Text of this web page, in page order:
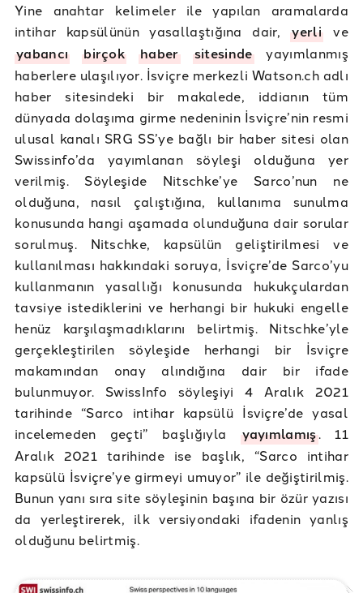
Yine anahtar kelimeler ile yapılan aramalarda
intihar kapsülünün yasallaştığına dair,yerlive
yabancı birçok haber sitesindeyayımlanmış
haberlere ulaşılıyor. İsviçre merkezli Watson.ch adlı
haber sitesindeki bir makalede, iddianın tüm
dünyada dolaşıma girme nedeninin İsviçre’nin resmi
ulusal kanalı SRG SS’ye bağlı bir haber sitesi olan
Swissinfo’da yayımlanan söyleşi olduğuna yer
verilmiş. Söyleşide Nitschke’ye Sarco’nun ne
olduğuna, nasıl çalıştığına, kullanıma sunulma
konusunda hangi aşamada olunduğuna dair sorular
sorulmuş. Nitschke, kapsülün geliştirilmesi ve
kullanılması hakkındaki soruya, İsviçre’de Sarco’yu
kullanmanın yasallığı konusunda hukukçulardan
tavsiye istediklerini ve herhangi bir hukuki engelle
henüz karşılaşmadıklarını belirtmiş. Nitschke’yle
gerçekleştirilen söyleşide herhangi bir İsviçre
makamından onay alındığına dair bir ifade
bulunmuyor. SwissInfo söyleşiyi 4 Aralık 2021
tarihinde “Sarco intihar kapsülü İsviçre’de yasal
incelemeden geçti” başlığıyla yayımlamış. 11
Aralık 2021 tarihinde ise başlık, “Sarco intihar
kapsülü İsviçre’ye girmeyi umuyor” ile değiştirilmiş.
Bunun yanı sıra site söyleşinin başına bir özür yazısı
da yerleştirerek, ilk versiyondaki ifadenin yanlış
olduğunu belirtmiş.